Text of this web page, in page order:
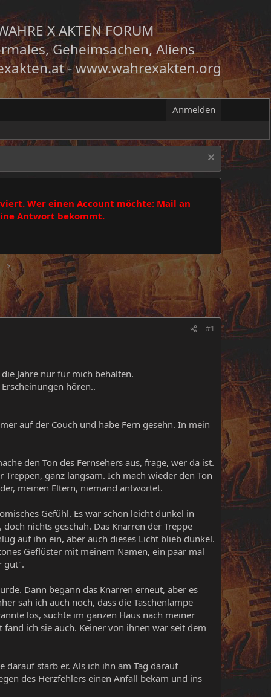
X AKTEN FORUM
Geheimsachen, Aliens
-www.wahrexakten.org
Anmelden
Wer einen Account möchte: Mail an
Antwort bekommt.
#1
Jahre nur für mich behalten.
hören..
auf der Couch und habe Fern gesehn. In mein
den Ton des Fernsehers aus, frage, wer da ist.
ganz langsam. Ich mach wieder den Ton
meinen Eltern, niemand antwortet.
Gefühl. Es war schon leicht dunkel in
nichts geschah. Das Knarren der Treppe
auf ihn ein, aber auch dieses Licht blieb dunkel.
Geflüster mit meinem Namen, ein paar mal
gut".
Dann begann das Knarren erneut, aber es
sah ich auch noch, dass die Taschenlampe
los, suchte im ganzen Haus nach meiner
ich sie auch. Keiner von ihnen war seit dem
starb er. Als ich ihn am Tag darauf
des Herzfehlers einen Anfall bekam und ins